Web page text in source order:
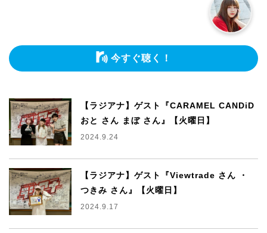
今すぐ聴く！
【ラジアナ】ゲスト『CARAMEL CANDiD
おと さん まぼ さん』【火曜日】
2024.9.24
【ラジアナ】ゲスト『Viewtrade さん ・
つきみ さん』【火曜日】
2024.9.17